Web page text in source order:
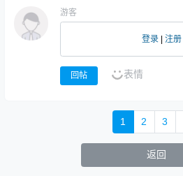
游客
登录 | 注册
回帖 表情
1 2 3
返回